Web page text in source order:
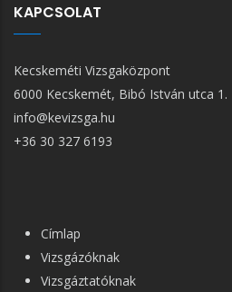
KAPCSOLAT
Kecskeméti Vizsgaközpont
6000 Kecskemét, Bibó István utca 1.
info@kevizsga.hu
+36 30 327 6193
FŐ
NAVIGÁCIÓ
Címlap
Vizsgázóknak
Vizsgáztatóknak